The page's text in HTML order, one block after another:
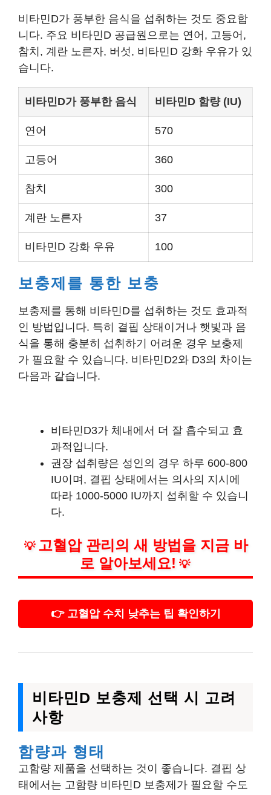
비타민D가 풍부한 음식을 섭취하는 것도 중요합
니다. 주요 비타민D 공급원으로는 연어, 고등어,
참치, 계란 노른자, 버섯, 비타민D 강화 우유가 있
습니다.
비타민D가 풍부한 음식 비타민D 함량 (IU)
연어 570
고등어 360
참치 300
계란 노른자 37
비타민D 강화 우유 100
보충제를 통한 보충
보충제를 통해 비타민D를 섭취하는 것도 효과적
인 방법입니다. 특히 결핍 상태이거나 햇빛과 음
식을 통해 충분히 섭취하기 어려운 경우 보충제
가 필요할 수 있습니다. 비타민D2와 D3의 차이는
다음과 같습니다.
비타민D3가 체내에서 더 잘 흡수되고 효
과적입니다.
권장 섭취량은 성인의 경우 하루 600-800
IU이며, 결핍 상태에서는 의사의 지시에
따라 1000-5000 IU까지 섭취할 수 있습니
다.
💡 고혈압 관리의 새 방법을 지금 바
로 알아보세요! 💡
👉 고혈압 수치 낮추는 팁 확인하기
비타민D 보충제 선택 시 고려
사항
함량과 형태
고함량 제품을 선택하는 것이 좋습니다. 결핍 상
태에서는 고함량 비타민D 보충제가 필요할 수도